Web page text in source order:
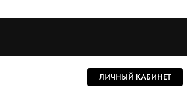
ЛИЧНЫЙ КАБИНЕТ